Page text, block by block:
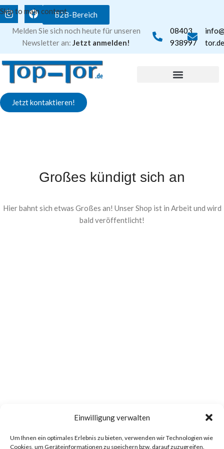
Einwilligung verwalten
Um Ihnen ein optimales Erlebnis zu bieten, verwenden wir Technologien wie
Cookies, um Geräteinformationen zu speichern bzw. darauf zuzugreifen.
Skip to main contentB2B-Bereich
Melden Sie sich noch heute für unseren
Newsletter an: Jetzt anmelden!
08403
938997
tor.de
Jetzt kontaktieren!
Großes kündigt sich an
Hier bahnt sich etwas Großes an! Unser Shop ist in Arbeit und wird
bald veröffentlicht!